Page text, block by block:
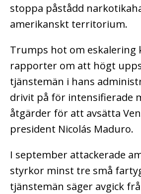
stoppa påstådd
amerikanskt territorium.
Trumps hot om eskalering
rapporter om att högt
tjänstemän i hans
drivit på för intensifierade
åtgärder för att avsätta
president Nicolás Maduro.
I september attackerade
styrkor minst tre små
tjänstemän säger avgick